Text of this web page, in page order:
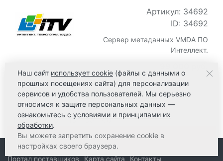
Артикул: 34692
ID: 34692
Сервер метаданных VMDA ПО
Интеллект.
ПОКАЗАТЬ ЕЩЕ
Показать по: 15 30 60
Компания Как купить Услуги
Решения
Портал поставщиков Карта сайта Контакты
Наш сайт использует cookie (файлы с данными о
прошлых посещениях сайта) для персонализации
сервисов и удобства пользователей. Мы серьезно
относимся к защите персональных данных —
ознакомьтесь с условиями и принципами их
обработки.
Вы можете запретить сохранение cookie в
настройках своего браузера.
Error: Network Error